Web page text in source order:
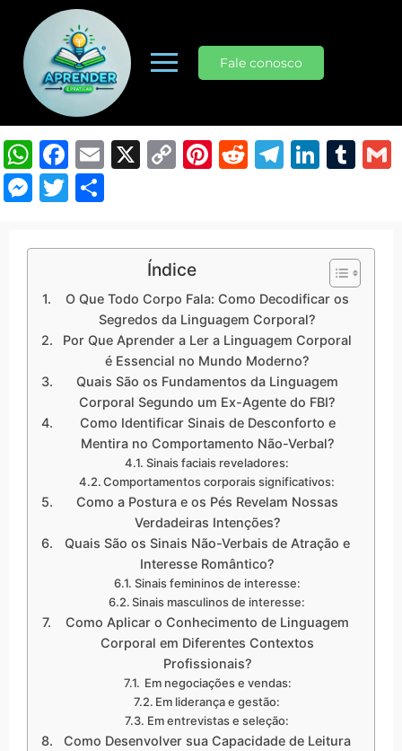
Fale conosco
WhatsApp
Facebook
Email
X
CopyPinterest
Reddit
Messenger
Twitter
Índice
O Que Todo Corpo Fala: Como Decodificar os
Segredos da Linguagem Corporal?
Por Que Aprender a Ler a Linguagem Corporal
é Essencial no Mundo Moderno?
Quais São os Fundamentos da Linguagem
Corporal Segundo um Ex-Agente do FBI?
Como Identificar Sinais de Desconforto e
Mentira no Comportamento Não-Verbal?
Sinais faciais reveladores:
Comportamentos corporais significativos:
Como a Postura e os Pés Revelam Nossas
Verdadeiras Intenções?
Quais São os Sinais Não-Verbais de Atração e
Interesse Romântico?
Sinais femininos de interesse:
Sinais masculinos de interesse:
Como Aplicar o Conhecimento de Linguagem
Corporal em Diferentes Contextos
Profissionais?
Em negociações e vendas:
Em liderança e gestão:
Em entrevistas e seleção:
Como Desenvolver sua Capacidade de Leitura